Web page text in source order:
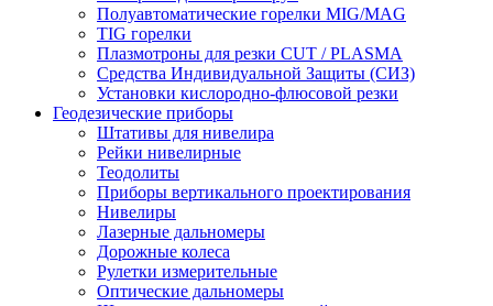
Полуавтоматические горелки MIG/MAG
TIG горелки
Плазмотроны для резки CUT / PLASMA
Средства Индивидуальной Защиты (СИЗ)
Установки кислородно-флюсовой резки
Геодезические приборы
Штативы для нивелира
Рейки нивелирные
Теодолиты
Приборы вертикального проектирования
Нивелиры
Лазерные дальномеры
Дорожные колеса
Рулетки измерительные
Оптические дальномеры